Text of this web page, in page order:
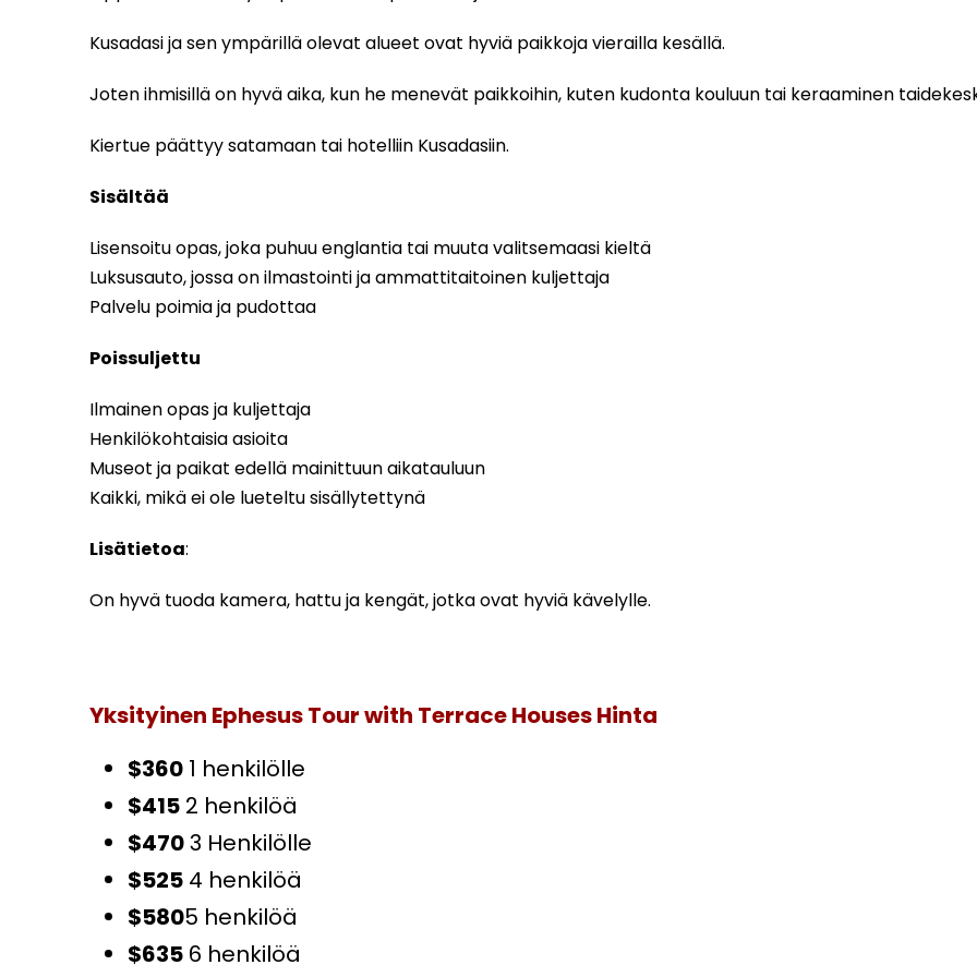
Kusadasi ja sen ympärillä olevat alueet ovat hyviä paikkoja vierailla kesällä.
Joten ihmisillä on hyvä aika, kun he menevät paikkoihin, kuten kudonta kouluun tai keraaminen
Kiertue päättyy satamaan tai hotelliin Kusadasiin.
Sisältää
Lisensoitu opas, joka puhuu englantia tai muuta valitsemaasi kieltä
Luksusauto, jossa on ilmastointi ja ammattitaitoinen kuljettaja
Palvelu poimia ja pudottaa
Poissuljettu
Ilmainen opas ja kuljettaja
Henkilökohtaisia asioita
Museot ja paikat edellä mainittuun aikatauluun
Kaikki, mikä ei ole lueteltu sisällytettynä
Lisätietoa:
On hyvä tuoda kamera, hattu ja kengät, jotka ovat hyviä kävelylle.
Yksityinen Ephesus Tour with Terrace Houses Hinta
$360 1 henkilölle
$415 2 henkilöä
$4703 Henkilölle
$525 4 henkilöä
$5805 henkilöä
$635 6 henkilöä